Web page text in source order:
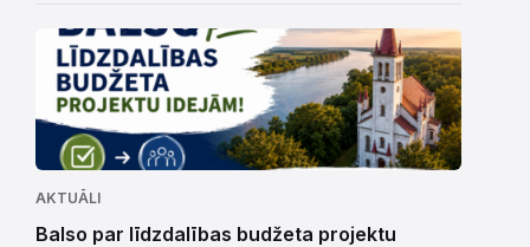
AKTUĀLI
Balso par līdzdalības budžeta projektu